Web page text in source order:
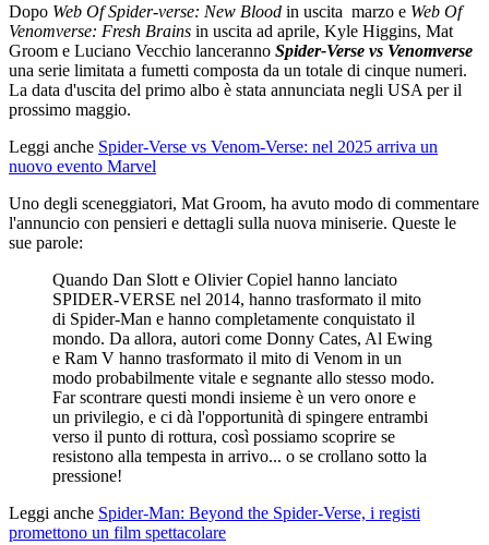
Dopo Web Of Spider-verse: New Blood in uscita marzo e Web Of
Venomverse: Fresh Brains in uscita ad aprile, Kyle Higgins, Mat
Groom e Luciano Vecchio lanceranno Spider-Verse vs Venomverse
una serie limitata a fumetti composta da un totale di cinque numeri.
La data d'uscita del primo albo è stata annunciata negli USA per il
prossimo maggio.
Leggi anche Spider-Verse vs Venom-Verse: nel 2025 arriva un
nuovo evento Marvel
Uno degli sceneggiatori, Mat Groom, ha avuto modo di commentare
l'annuncio con pensieri e dettagli sulla nuova miniserie. Queste le
sue parole:
Quando Dan Slott e Olivier Copiel hanno lanciato
SPIDER-VERSE nel 2014, hanno trasformato il mito
di Spider-Man e hanno completamente conquistato il
mondo. Da allora, autori come Donny Cates, Al Ewing
e Ram V hanno trasformato il mito di Venom in un
modo probabilmente vitale e segnante allo stesso modo.
Far scontrare questi mondi insieme è un vero onore e
un privilegio, e ci dà l'opportunità di spingere entrambi
verso il punto di rottura, così possiamo scoprire se
resistono alla tempesta in arrivo... o se crollano sotto la
pressione!
Leggi anche Spider-Man: Beyond the Spider-Verse, i registi
promettono un film spettacolare